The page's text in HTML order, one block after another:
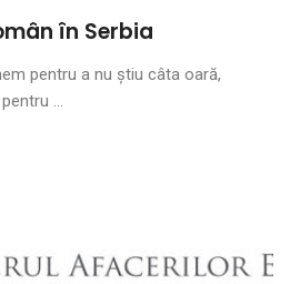
în Serbia
pentru a nu ştiu câta oară,
...